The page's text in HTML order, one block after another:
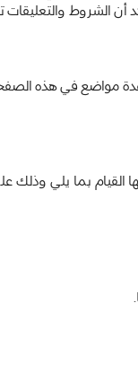
أن الشروط
مواضع في هذه
القيام بما يلي وذلك